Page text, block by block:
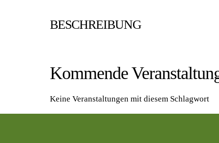
BESCHREIBUNG
Kommende
Keine Veranstaltungen mit diesem Schlagwort